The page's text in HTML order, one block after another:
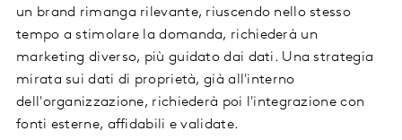
un brand rimanga rilevante, riuscendo nello stesso
tempo a stimolare la domanda, richiederà un
marketing diverso, più guidato dai dati. Una strategia
mirata sui dati di proprietà, già all'interno
dell'organizzazione, richiederà poi l'integrazione con
fonti esterne, affidabili e validate.